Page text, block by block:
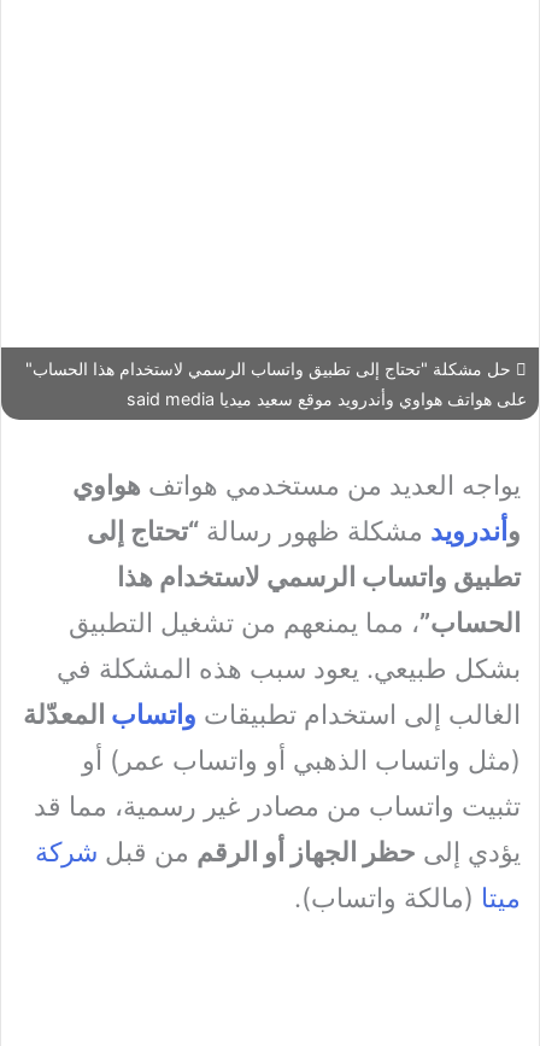
حل مشكلة "تحتاج إلى تطبيق واتساب الرسمي لاستخدام هذا الحساب"
على هواتف هواوي وأندرويد موقع سعيد ميديا said media
يواجه العديد من مستخدمي هواتف هواوي
و أندرويد مشكلة ظهور رسالة “تحتاج إلى
تطبيق واتساب الرسمي لاستخدام هذا
الحساب”، مما يمنعهم من تشغيل التطبيق
بشكل طبيعي. يعود سبب هذه المشكلة في
الغالب إلى استخدام تطبيقات واتساب المعدّلة
(مثل واتساب الذهبي أو واتساب عمر) أو
تثبيت واتساب من مصادر غير رسمية، مما قد
يؤدي إلى حظر الجهاز أو الرقم من قبل شركة
ميتا (مالكة واتساب).